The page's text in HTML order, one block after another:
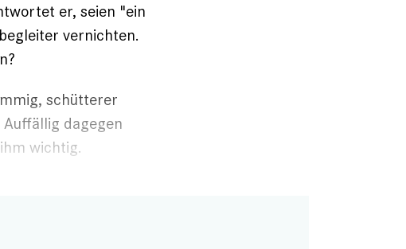
er, seien "ein
vernichten.
schütterer
dagegen
wichtig.